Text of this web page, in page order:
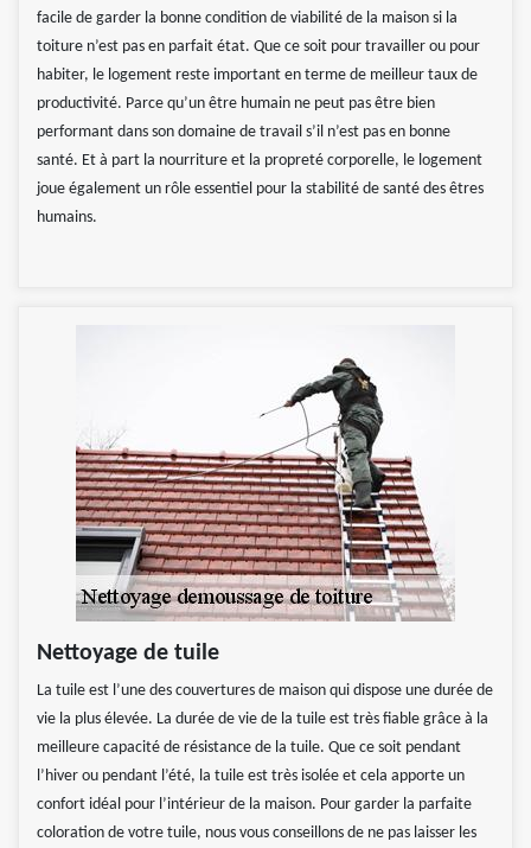
facile de garder la bonne condition de viabilité de la maison si la
toiture n’est pas en parfait état. Que ce soit pour travailler ou pour
habiter, le logement reste important en terme de meilleur taux de
productivité. Parce qu’un être humain ne peut pas être bien
performant dans son domaine de travail s’il n’est pas en bonne
santé. Et à part la nourriture et la propreté corporelle, le logement
joue également un rôle essentiel pour la stabilité de santé des êtres
humains.
Nettoyage de tuile
La tuile est l’une des couvertures de maison qui dispose une durée de
vie la plus élevée. La durée de vie de la tuile est très fiable grâce à la
meilleure capacité de résistance de la tuile. Que ce soit pendant
l’hiver ou pendant l’été, la tuile est très isolée et cela apporte un
confort idéal pour l’intérieur de la maison. Pour garder la parfaite
coloration de votre tuile, nous vous conseillons de ne pas laisser les